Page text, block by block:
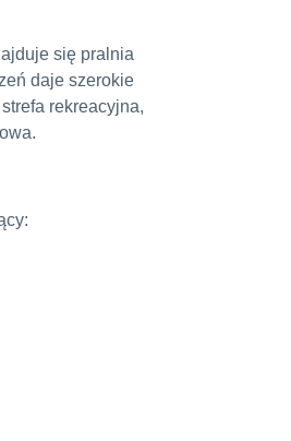
się pralnia
daje szerokie
rekreacyjna,